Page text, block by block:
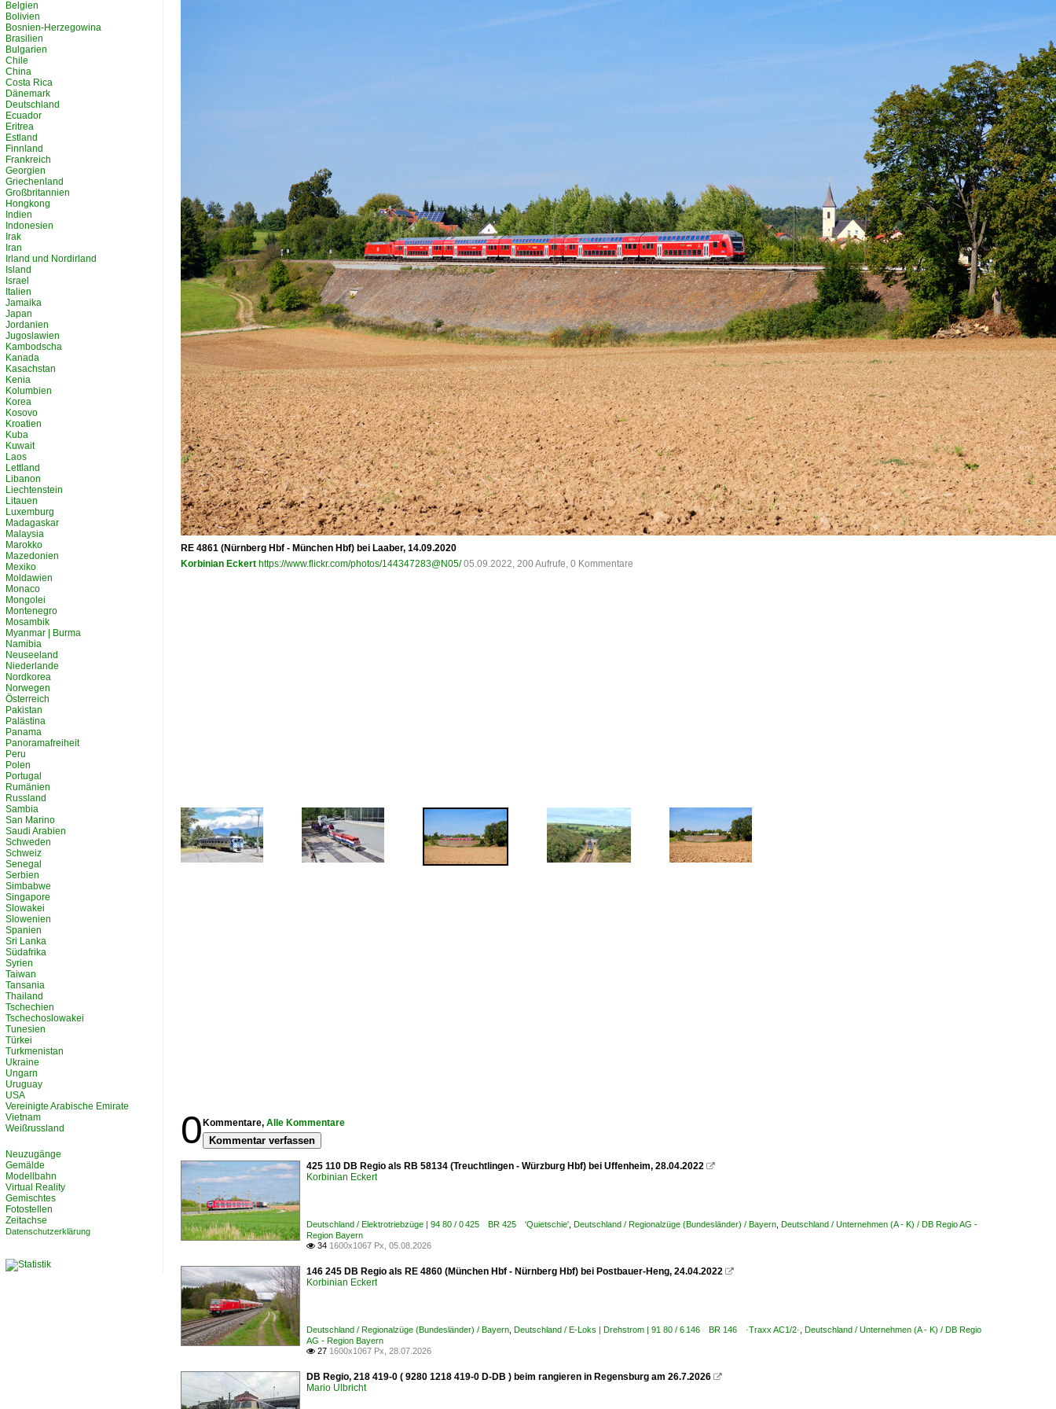
RE 4861 (Nürnberg Hbf - München Hbf) bei Laaber, 14.09.2020
Korbinian Eckert https://www.flickr.com/photos/144347283@N05/ 05.09.2022, 200 Aufrufe, 0 Kommentare
0 Kommentare, Alle Kommentare
Kommentar verfassen
425 110 DB Regio als RB 58134 (Treuchtlingen - Würzburg Hbf) bei Uffenheim, 28.04.2022 
Korbinian Eckert
Deutschland / Elektrotriebzüge | 94 80 / 0 425 BR 425 'Quietschie' Deutschland / Regionalzüge (Bundesländer) / Bayern Deutschland / Unternehmen (A - K) / DB Regio AG -
Region Bayern
 34 1600x1067 Px, 05.08.2026
146 245 DB Regio als RE 4860 (München Hbf - Nürnberg Hbf) bei Postbauer-Heng, 24.04.2022 
Korbinian Eckert
Deutschland / Regionalzüge (Bundesländer) / Bayern Deutschland / E-Loks | Drehstrom | 91 80 / 6 146 BR 146 ·Traxx AC1/2· Deutschland / Unternehmen (A - K) / DB Regio
AG - Region Bayern
 27 1600x1067 Px, 28.07.2026
DB Regio, 218 419-0 ( 9280 1218 419-0 D-DB ) beim rangieren in Regensburg am 26.7.2026 
Mario Ulbricht
Belgien
Bolivien
Bosnien-Herzegowina
Brasilien
Bulgarien
Chile
China
Costa Rica
Dänemark
Deutschland
Ecuador
Eritrea
Estland
Finnland
Frankreich
Georgien
Griechenland
Großbritannien
Hongkong
Indien
Indonesien
Irak
Iran
Irland und Nordirland
Island
Israel
Italien
Jamaika
Japan
Jordanien
Jugoslawien
Kambodscha
Kanada
Kasachstan
Kenia
Kolumbien
Korea
Kosovo
Kroatien
Kuba
Kuwait
Laos
Lettland
Libanon
Liechtenstein
Litauen
Luxemburg
Madagaskar
Malaysia
Marokko
Mazedonien
Mexiko
Moldawien
Monaco
Mongolei
Montenegro
Mosambik
Myanmar | Burma
Namibia
Neuseeland
Niederlande
Nordkorea
Norwegen
Österreich
Pakistan
Palästina
Panama
Panoramafreiheit
Peru
Polen
Portugal
Rumänien
Russland
Sambia
San Marino
Saudi Arabien
Schweden
Schweiz
Senegal
Serbien
Simbabwe
Singapore
Slowakei
Slowenien
Spanien
Sri Lanka
Südafrika
Syrien
Taiwan
Tansania
Thailand
Tschechien
Tschechoslowakei
Tunesien
Türkei
Turkmenistan
Ukraine
Ungarn
Uruguay
USA
Vereinigte Arabische Emirate
Vietnam
Weißrussland
Neuzugänge
Gemälde
Modellbahn
Virtual Reality
Gemischtes
Fotostellen
Zeitachse
Datenschutzerklärung